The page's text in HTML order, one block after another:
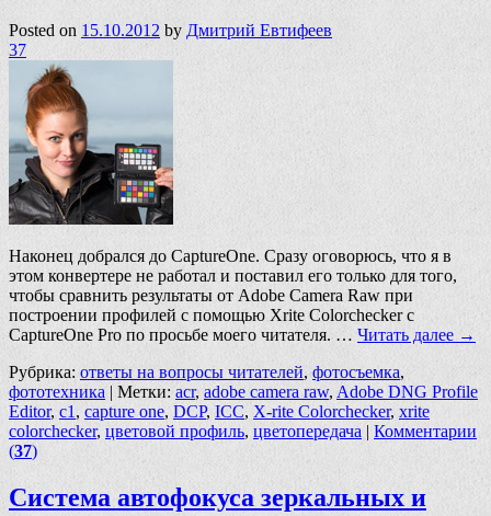
Posted on 15.10.2012 by Дмитрий Евтифеев
37
Наконец добрался до CaptureOne. Сразу оговорюсь, что я в
этом конвертере не работал и поставил его только для того,
чтобы сравнить результаты от Adobe Camera Raw при
построении профилей с помощью Xrite Colorchecker c
CaptureOne Pro по просьбе моего читателя. … Читать далее →
Рубрика: ответы на вопросы читателей,фотосъемка,
фототехника | Метки: acr, adobe camera raw, Adobe DNG Profile
Editor, c1 , capture one, DCP, ICC, X-rite Colorchecker, xrite
colorchecker, цветовой профиль, цветопередача | Комментарии
(37)
Система автофокуса зеркальных и